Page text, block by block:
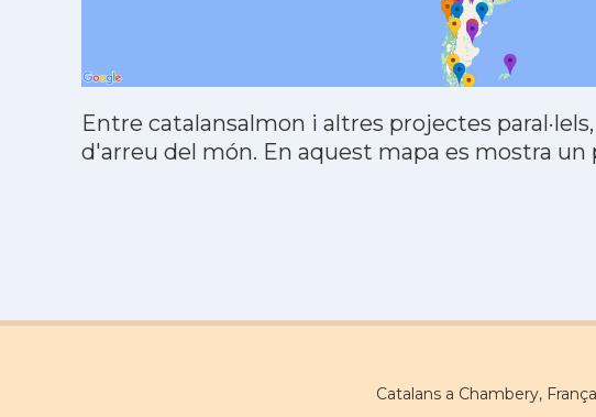
Entre catalansalmon i altres projectes
d'arreu del món. En aquest mapa es mostra
Catalans a Chambery,